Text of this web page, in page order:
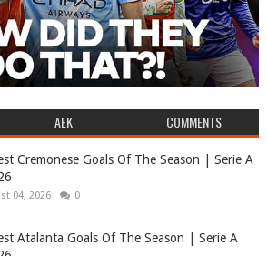
AEK COMMENTS
Cremonese Goals Of The Season | Serie A
04, 2026 0
Atalanta Goals Of The Season | Serie A